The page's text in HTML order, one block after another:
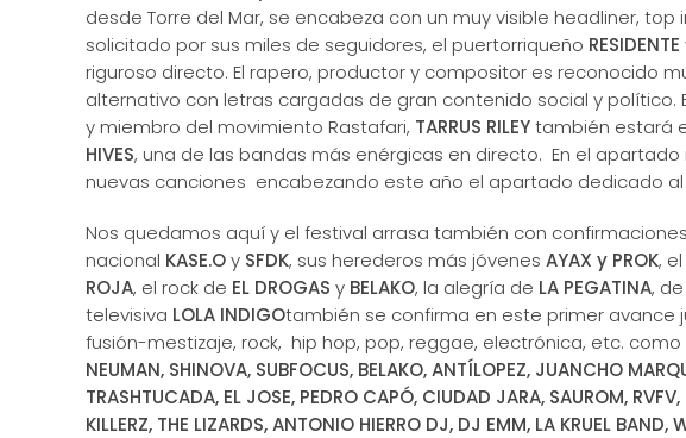
desde Torre del Mar, se encabeza con un muy visible headliner,
solicitado por sus miles de seguidores, el puertorriqueño RESIDENTE
riguroso directo. El rapero, productor y compositor es reconocido
alternativo con letras cargadas de gran contenido social y
y miembro del movimiento Rastafari, TARRUS RILEYtambién estará
HIVES, una de las bandas más enérgicas en directo. En el
nuevas canciones encabezando este año el apartado dedicado al
Nos quedamos aquí y el festival arrasa también con
nacional KASE.Oy SFDK, sus herederos más jóvenes AYAX y PROK,
ROJA, el rock de EL DROGAS y BELAKO, la alegría de LA PEGATINA, de
televisiva LOLA INDIGOtambién se confirma en este primer
fusión-mestizaje, rock, hip hop, pop, reggae, electrónica, etc. como
NEUMAN, SHINOVA, SUBFOCUS, BELAKO, ANTÍLOPEZ, JUANCHO
TRASHTUCADA, EL JOSE, PEDRO CAPÓ, CIUDAD JARA, SAUROM,
KILLERZ, THE LIZARDS, ANTONIO HIERRO DJ, DJ EMM, LA KRUEL BAND,